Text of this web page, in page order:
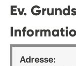
Ev.
Adresse: